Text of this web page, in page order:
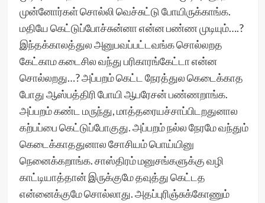
முன்னோர்கள் சொல்லி வெச்சுட்டு போயிருக்காங்க.
மதியே கெட்டுப்போச்சுன்னா என்ன பண்ண முடியும்….?
இந்தக்காலத்துல அனுபவப்பட்டவங்க சொல்லறத
கேட்காம கடைசில வந்து பரிகாரங்கேட்டா என்ன
சொல்லறது…? அப்பறம் கெட்ட நேரத்துல கெடைக்காத
போது ஆஸ்பத்திரி போயி ஆபரேசன் பண்ணறாங்க.
அப்பறம் கண்ட மருந்து, மாத்தரையச்சாப்பிடறதுனால
கற்பப்பை கெட்டுப்போகுது. அப்பறம் நல்ல நேரமே வந்தும்
கெடைக்காததுனால சோசியம் பொய்யினு
நெனைக்கறாங்க. சாஸ்திரம் மனுசங்களுக்கு வழி
காட்டியாத்தான் இருக்குமே தவுத்து கெட்டத
என்னைக்குமே சொல்லாது. அதப்புரிஞ்சுக்கோணும்